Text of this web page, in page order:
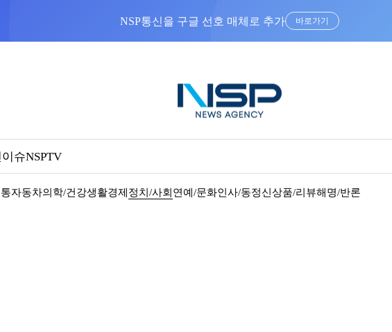
NSP통신을 구글 선호 매체로 추가 바로가기
이슈NSPTV
자동차의학/건강생활경제 정치/사회 연예/문화인사/동정신상품/리뷰해명/반론